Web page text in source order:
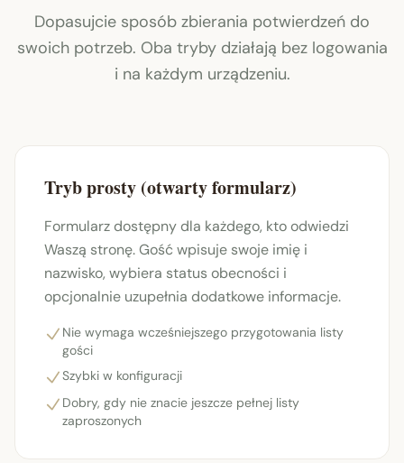
Dopasujcie sposób zbierania potwierdzeń do
swoich potrzeb. Oba tryby działają bez logowania
i na każdym urządzeniu.
Tryb prosty (otwarty formularz)
Formularz dostępny dla każdego, kto odwiedzi
Waszą stronę. Gość wpisuje swoje imię i
nazwisko, wybiera status obecności i
opcjonalnie uzupełnia dodatkowe informacje.
Nie wymaga wcześniejszego przygotowania listy
gości
Szybki w konfiguracji
Dobry, gdy nie znacie jeszcze pełnej listy
zaproszonych